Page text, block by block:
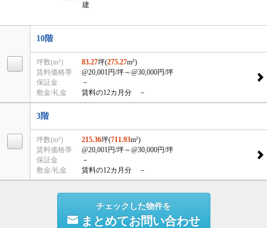
建
10階
坪数(m²) 83.27坪(275.27m²)
賃料価格帯
@20,001円/坪～@30,000円/坪
保証金
－
敷金/礼金
賃料の12カ月分 －
3階
坪数(m²) 215.36坪(711.93m²)
賃料価格帯
@20,001円/坪～@30,000円/坪
保証金
－
敷金/礼金
賃料の12カ月分 －
チェックした物件を
まとめてお問い合わせ